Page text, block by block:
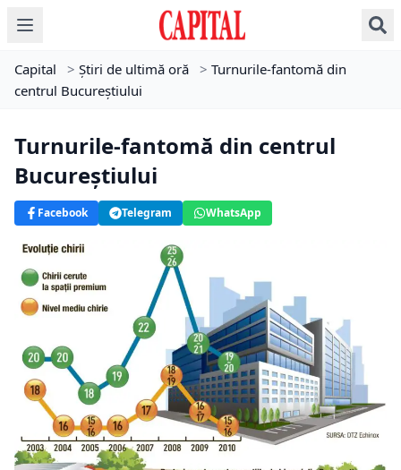
Capital > Știri de ultimă oră > Turnurile-fantomă din
centrul Bucureştiului
Turnurile-fantomă din centrul
Bucureştiului
Facebook Telegram WhatsApp